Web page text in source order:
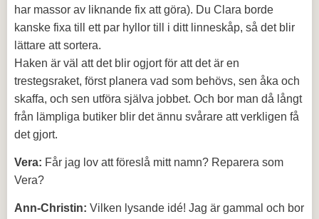
har massor av liknande fix att göra). Du Clara borde
kanske fixa till ett par hyllor till i ditt linneskåp, så det blir
lättare att sortera.
Haken är väl att det blir ogjort för att det är en
trestegsraket, först planera vad som behövs, sen åka och
skaffa, och sen utföra själva jobbet. Och bor man då långt
från lämpliga butiker blir det ännu svårare att verkligen få
det gjort.
Vera: Får jag lov att föreslå mitt namn? Reparera som
Vera?
Ann-Christin: Vilken lysande idé! Jag är gammal och bor